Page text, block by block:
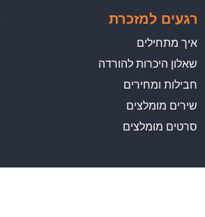
רגעים למזכרת
איך מתחילים
שאלון היכרות להורדה
חבילות ומחירים
שירים מומלצים
סרטים מומלצים